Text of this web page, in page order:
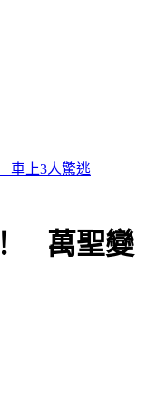
者：做樣子給法官看
萬聖變